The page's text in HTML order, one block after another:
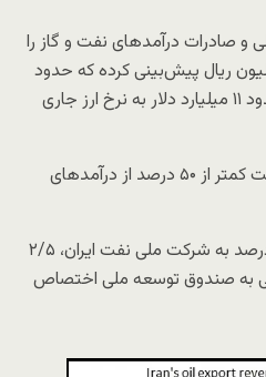
صادرات درآمدهای نفت و گاز را
شش هزار و ۴۱۴ تریلیون ریال پیش‌بینی کرده که حدود
نیمی از درآمدهای مالیاتی یا حدود ۱۱ میلیارد دلار به نرخ ارز جاری
به طور رسمی، سهم بودجه دولت کمتر از ۵۰ درصد از درآمدهای
از مجموع دلارهای نفتی ۱۴/۵ درصد به شرکت ملی نفت ایران، ۲/۵
به صندوق توسعه ملی اختصاص